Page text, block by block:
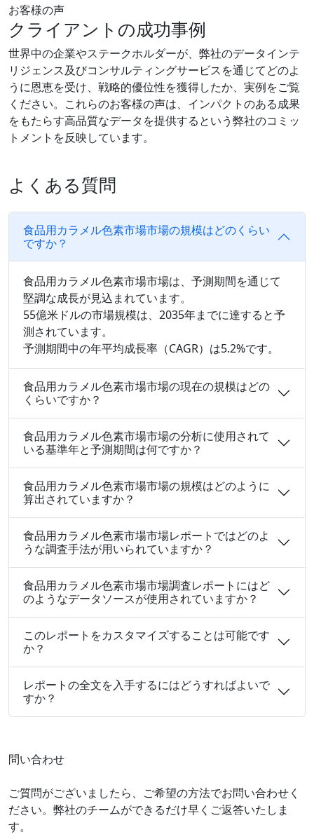
お客様の声
クライアントの成功事例
世界中の企業やステークホルダーが、弊社のデータインテ
リジェンス及びコンサルティングサービスを通じてどのよ
うに恩恵を受け、戦略的優位性を獲得したか、実例をご覧
ください。これらのお客様の声は、インパクトのある成果
をもたらす高品質なデータを提供するという弊社のコミッ
トメントを反映しています。
よくある質問
食品用カラメル色素市場市場の規模はどのくらい
ですか？
食品用カラメル色素市場市場は、予測期間を通じて
堅調な成長が見込まれています。
55億米ドルの市場規模は、2035年までに達すると予
測されています。
予測期間中の年平均成長率（CAGR）は5.2%です。
食品用カラメル色素市場市場の現在の規模はどの
くらいですか？
食品用カラメル色素市場市場の分析に使用されて
いる基準年と予測期間は何ですか？
食品用カラメル色素市場市場の規模はどのように
算出されていますか？
食品用カラメル色素市場市場レポートではどのよ
うな調査手法が用いられていますか？
食品用カラメル色素市場市場調査レポートにはど
のようなデータソースが使用されていますか？
このレポートをカスタマイズすることは可能です
か？
レポートの全文を入手するにはどうすればよいで
すか？
問い合わせ
ご質問がございましたら、ご希望の方法でお問い合わせく
ださい。弊社のチームができるだけ早くご返答いたしま
す。